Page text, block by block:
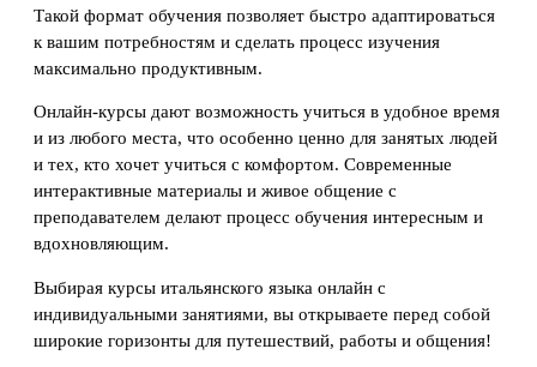
Такой формат обучения позволяет быстро адаптироваться
к вашим потребностям и сделать процесс изучения
максимально продуктивным.
Онлайн-курсы дают возможность учиться в удобное время
и из любого места, что особенно ценно для занятых людей
и тех, кто хочет учиться с комфортом. Современные
интерактивные материалы и живое общение с
преподавателем делают процесс обучения интересным и
вдохновляющим.
Выбирая курсы итальянского языка онлайн с
индивидуальными занятиями, вы открываете перед собой
широкие горизонты для путешествий, работы и общения!